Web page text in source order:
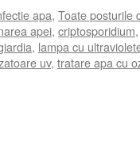
apa, Toate posturile
apei, criptosporidium
, lampa cu
uv, tratare apa cu